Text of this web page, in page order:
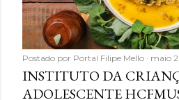
Postado por Portal Filipe Mello maio
INSTITUTO DA
ADOLESCENTE